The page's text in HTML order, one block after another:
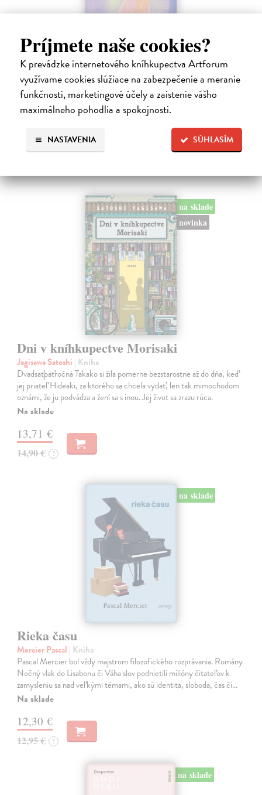
Príjmete naše cookies?
K prevádzke internetového kníhkupectva Artforum
využívame cookies slúžiace na zabezpečenie a meranie
funkčnosti, marketingové účely a zaistenie vášho
maximálneho pohodlia a spokojnosti.
SÚHLASÍM
NASTAVENIA
Město a jeho nejisté zdi
Murakami Haruki| Kniha
Ty jsi to byla, kdo mi vyprávěl o tom městě. Město a jeho nejisté zdi –
dlouho očekávaný román Harukiho Murakamiho volně navazuje na
autorovu starší novelu z roku 1980 a tematicky se prolíná s jeho
kultovním…
31,21 €
na sklade
novinka
Dni v kníhkupectve Morisaki
Jagisawa Satoshi | Kniha
Dvadsaťpäťročná Takako si žila pomerne bezstarostne až do dňa, keď
jej priateľ Hideaki, za ktorého sa chcela vydať, len tak mimochodom
oznámi, že ju podvádza a žení sa s inou. Jej život sa zrazu rúca.
Na sklade
13,71 €
14,90 € ?
na sklade
Rieka času
Mercier Pascal | Kniha
Pascal Mercier bol vždy majstrom filozofického rozprávania. Romány
Nočný vlak do Lisabonu či Váha slov podnietili milióny čitateľov k
zamysleniu sa nad veľkými témami, ako sú identita, sloboda, čas či…
Na sklade
12,30 €
12,95 € ?
na sklade